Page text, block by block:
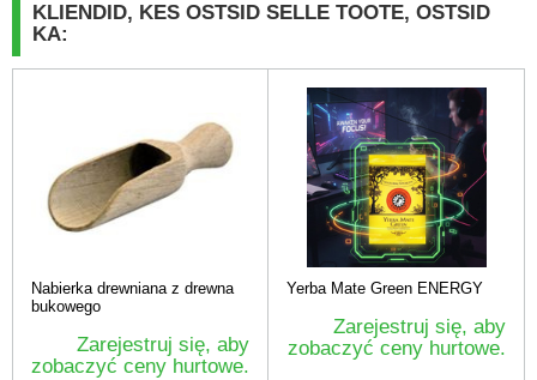
KLIENDID, KES OSTSID SELLE TOOTE, OSTSID
KA:
Nabierka drewniana z drewna
bukowego
Zarejestruj się, aby
zobaczyć ceny hurtowe.
Yerba Mate Green ENERGY
Zarejestruj się, aby
zobaczyć ceny hurtowe.